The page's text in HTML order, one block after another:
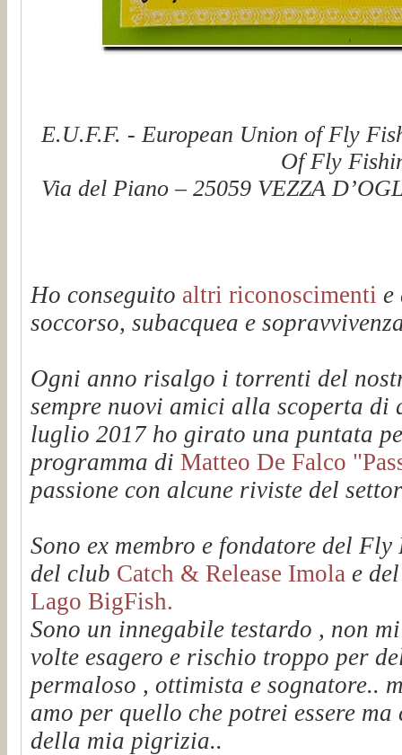
E.U.F.F. - European Union of Fly
Of Fly
Via del Piano – 25059 VEZZA
Ho conseguito altri riconoscimenti e
soccorso, subacquea e
Ogni anno risalgo i torrenti del
sempre nuovi amici alla scoperta di
luglio 2017 ho girato una puntata
programma di Matteo De Falco
passione con alcune riviste del
Sono ex membro e fondatore del
del club Catch & Release Imola e
Lago BigFish.
Sono un innegabile testardo , non
volte esagero e rischio troppo per
permaloso , ottimista e sognatore..
amo per quello che potrei essere
della mia pigrizia..